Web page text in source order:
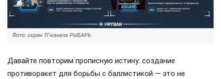
Фото: скрин ТГ-канала РЫБАРЬ
Давайте повторим прописную истину: создание
противоракет для борьбы с баллистикой — это не